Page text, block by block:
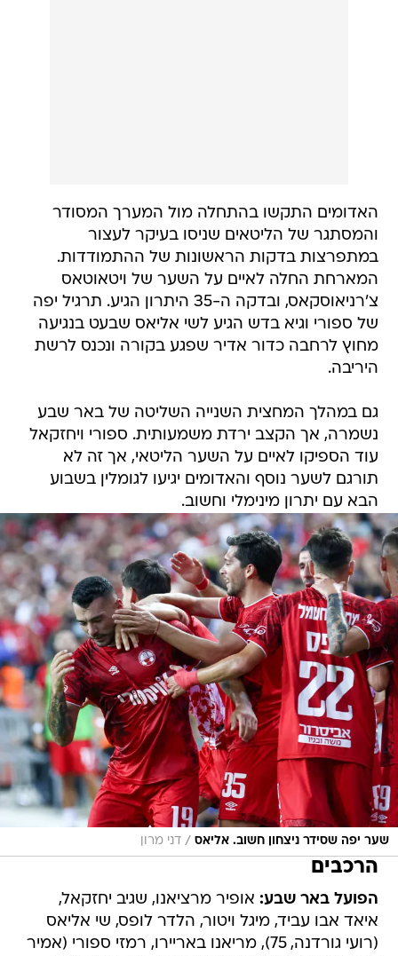
האדומים התקשו בהתחלה מול המערך המסודר
והמסתגר של הליטאים שניסו בעיקר לעצור
במתפרצות בדקות הראשונות של ההתמודדות.
המארחת החלה לאיים על השער של ויטאוטאס
צ'רניאוסקאס, ובדקה ה-35 היתרון הגיע. תרגיל יפה
של ספורי וגיא בדש הגיע לשי אליאס שבעט בנגיעה
מחוץ לרחבה כדור אדיר שפגע בקורה ונכנס לרשת
היריבה.
גם במהלך המחצית השנייה השליטה של באר שבע
נשמרה, אך הקצב ירדת משמעותית. ספורי ויחזקאל
עוד הספיקו לאיים על השער הליטאי, אך זה לא
תורגם לשער נוסף והאדומים יגיעו לגומלין בשבוע
הבא עם יתרון מינימלי וחשוב.
שער יפה שסידר ניצחון חשוב. אליאס / דני מרון
הרכבים
הפועל באר שבע: אופיר מרציאנו, שגיב יחזקאל,
איאד אבו עביד, מיגל ויטור, הלדר לופס, שי אליאס
(רועי גורדנה, 75), מריאנו באריירו, רמזי ספורי (אמיר